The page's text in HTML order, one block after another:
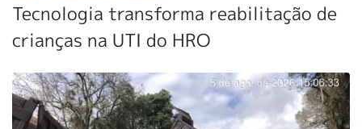
Tecnologia transforma reabilitação de
crianças na UTI do HRO